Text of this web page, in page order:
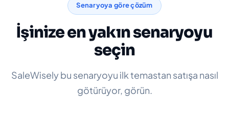
Senaryoya göre çözüm
İşinize en yakın senaryoyu
seçin
SaleWisely bu senaryoyu ilk temastan satışa nasıl
götürüyor, görün.